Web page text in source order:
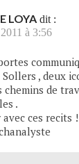
LOYA dit :
à 3:56
, deux
de
.
ces recits !